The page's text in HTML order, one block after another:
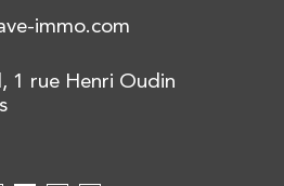
immo.com
1 rue Henri Oudin